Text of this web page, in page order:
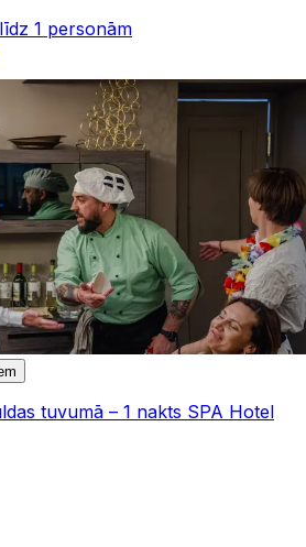
1 personām
tuvumā – 1 nakts SPA Hotel